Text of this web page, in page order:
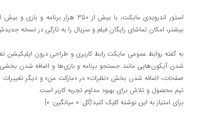
بیشتر، امکان تماشای رایگان فیلم و سریال را به تازگی در نسخه
به گفته روابط عمومی مایکت رابط کاربری و طراحی درون اپلیکیشن
شدن آیکون‌هایی مانند جستجو برنامه و بازی‌ها و اضافه شدن بخشی
صفحات، اضافه شدن بخش «نظرات» در «مارکت من» و دیگر تغییرات
تیم محصول و تلاش برای بهبود مداوم تجربه کاربر است.
برای امتیاز به این نوشته کلیک کنید![کل: ۰ میانگین: ۰]